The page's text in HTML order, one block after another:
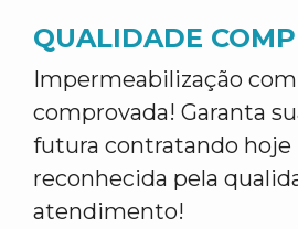
QUALIDADE
Impermeabilização
comprovada! Garanta
futura contratando hoje
reconhecida pela
atendimento!